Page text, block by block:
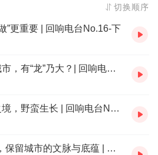
切换顺序
”更重要 | 回响电台No.16-下
许灵怡x巴晓光：边缘城市，有“龙”乃大？| 回响电台No.16-中
许灵怡x巴晓光：神仙之境，野蛮生长 | 回响电台No.16-上
BOOK导赏：四步行动，保留城市的文脉与底蕴 | 回响电台No.15-下